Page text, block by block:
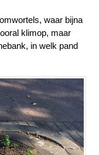
waar bijna
klimop, maar
in welk pand